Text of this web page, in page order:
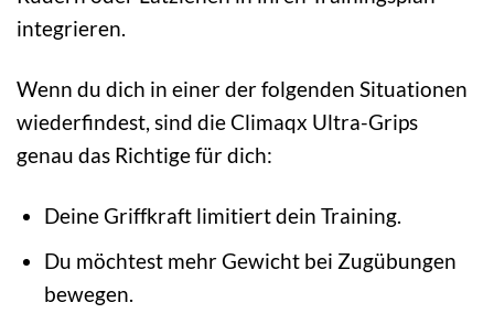
integrieren.
Wenn du dich in einer der folgenden Situationen
wiederfindest, sind die Climaqx Ultra-Grips
genau das Richtige für dich:
Deine Griffkraft limitiert dein Training.
Du möchtest mehr Gewicht bei Zugübungen
bewegen.